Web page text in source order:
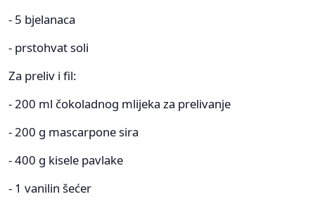
- 5 bjelanaca
- prstohvat soli
Za preliv i fil:
- 200 ml čokoladnog mlijeka za prelivanje
- 200 g mascarpone sira
- 400 g kisele pavlake
- 1 vanilin šećer